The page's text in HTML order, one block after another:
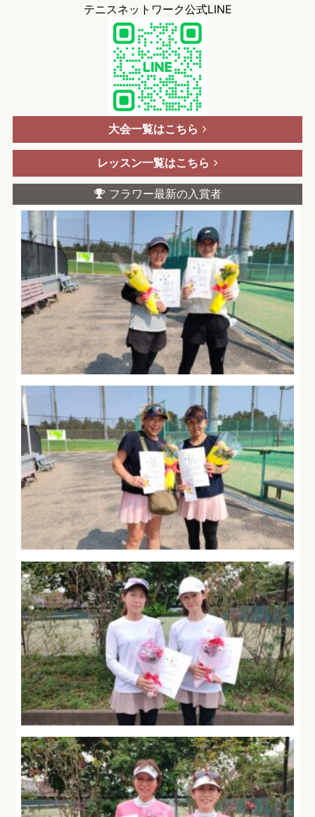
テニスネットワーク公式LINE
大会一覧はこちら
レッスン一覧はこちら
フラワー最新の入賞者